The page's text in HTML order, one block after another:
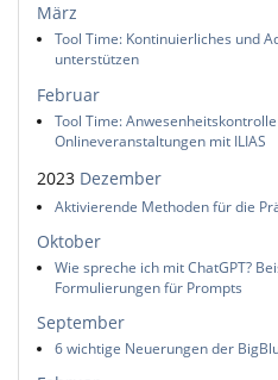
März
Tool Time: Kontinuierliches und
unterstützen
Februar
Tool Time:
Onlineveranstaltungen mit ILIAS
2023 Dezember
Aktivierende Methoden für die
Oktober
Wie spreche ich mit ChatGPT?
Formulierungen für Prompts
September
6 wichtige Neuerungen der